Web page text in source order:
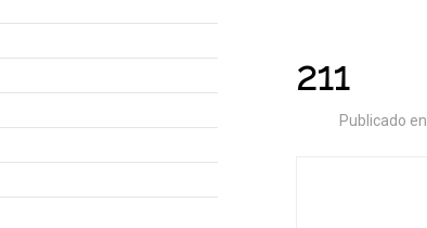
211
Publicado en